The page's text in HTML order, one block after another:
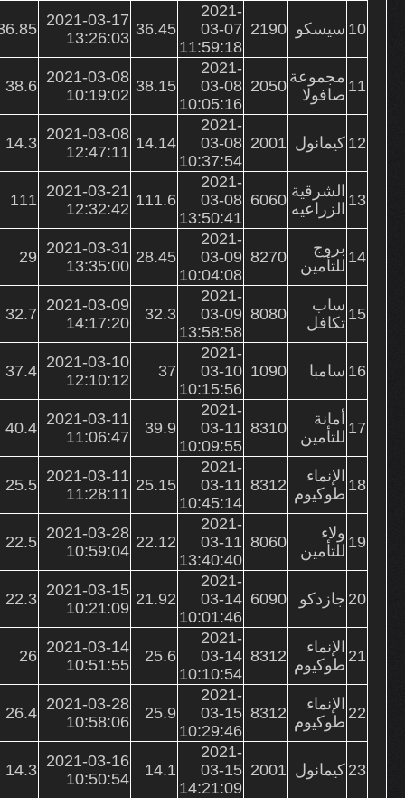
10 سيسكو 2190
2021-
03-07
11:59:18
36.45
2021-03-17
13:26:03
11 مجموعة
صافولا
2050
2021-
03-08
10:05:16
38.15
2021-03-08
10:19:02
38.6
12 كيمانول 2001
2021-
03-08
10:37:54
14.14
2021-03-08
12:47:11
14.3
13 الشرقية
الزراعيه 6060
2021-
03-08
13:50:41
111.6
2021-03-21
12:32:42
111
14 بروج
للتأمين
8270
2021-
03-09
10:04:08
28.45
2021-03-31
13:35:00
29
15 ساب
تكافل
8080
2021-
03-09
13:58:58
32.3
2021-03-09
14:17:20
32.7
16 سامبا 1090
2021-
03-10
10:15:56
37
2021-03-10
12:10:12
37.4
17 أمانة
للتأمين
8310
2021-
03-11
10:09:55
39.9
2021-03-11
11:06:47
40.4
18 الإنماء
طوكيوم 8312
2021-
03-11
10:45:14
25.15
2021-03-11
11:28:11
25.5
19 ولاء
للتأمين
8060
2021-
03-11
13:40:40
22.12
2021-03-28
10:59:04
22.5
20 جازدكو 6090
2021-
03-14
10:01:46
21.92
2021-03-15
10:21:09
22.3
21 الإنماء
طوكيوم 8312
2021-
03-14
10:10:54
25.6
2021-03-14
10:51:55
26
22 الإنماء
طوكيوم 8312
2021-
03-15
10:29:46
25.9
2021-03-28
10:58:06
26.4
23 كيمانول 2001
2021-
03-15
14:21:09
14.1
2021-03-16
10:50:54
14.3